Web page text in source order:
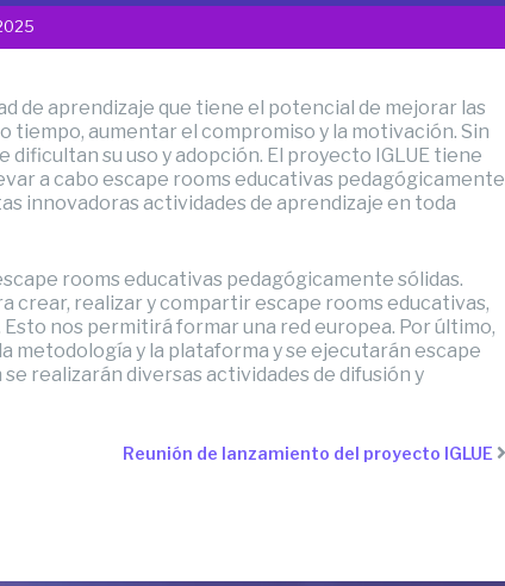
de aprendizaje que tiene el potencial de mejorar las
tiempo, aumentar el compromiso y la motivación. Sin
su uso y adopción. El proyecto IGLUE tiene
a cabo escape rooms educativas pedagógicamente
innovadoras actividades de aprendizaje en toda
rooms educativas pedagógicamente sólidas.
realizar y compartir escape rooms educativas,
nos permitirá formar una red europea. Por último,
y la plataforma y se ejecutarán escape
realizarán diversas actividades de difusión y
Reunión de lanzamiento del proyecto IGLUE